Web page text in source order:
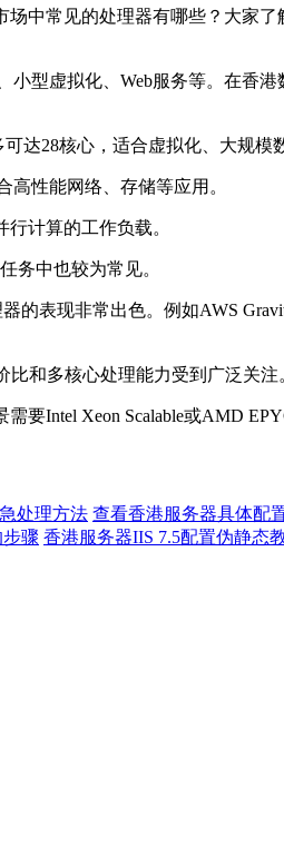
中常见的处理器有哪些？大家
型虚拟化、Web服务等。在香
达28核心，适合虚拟化、大规模
性能网络、存储等应用。
计算的工作负载。
务中也较为常见。
表现非常出色。例如AWS
和多核心处理能力受到广泛关注
要Intel Xeon Scalable或AMD
处理方法 查看香港服务器具体配
骤 香港服务器IIS 7.5配置伪静态